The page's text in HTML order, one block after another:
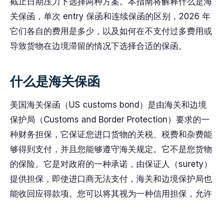
关保函，单次 entry 保函和连续保函的区别，2026 年
它们各自的费用是多少，以及如何在不支付过多费用或
导致货物在边境滞留的情况下选择合适的保函。
什么是海关保函
美国海关保函（US customs bond）是由海关和边境
保护局（Customs and Border Protection）要求的一
种财务担保，它保证您进口货物的关税、税费和杂费能
够得到支付，并且您能够遵守海关规定。它不是您货物
的保险。它是对政府的一种承诺，由保证人（surety）
提供担保，即使进口商无法支付，海关和边境保护局也
能收回应得款项。您可以将其视为一种信用担保，允许